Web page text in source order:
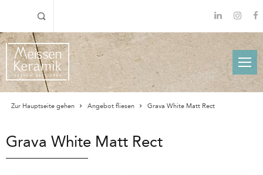
Zur Hauptseite gehen Angebot fliesen Grava White Matt Rect
Grava White Matt Rect